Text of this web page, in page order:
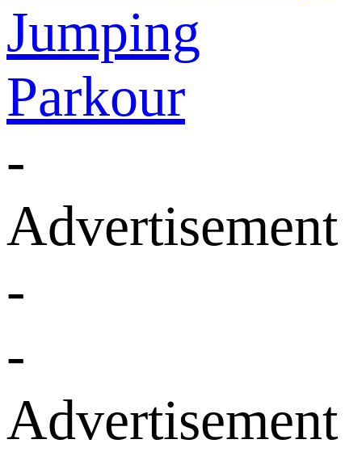
Jumping
Parkour
-
Advertisement
-
-
Advertisement